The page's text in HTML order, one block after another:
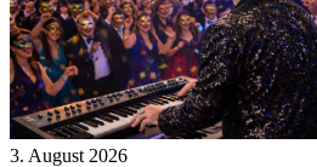
3. August 2026